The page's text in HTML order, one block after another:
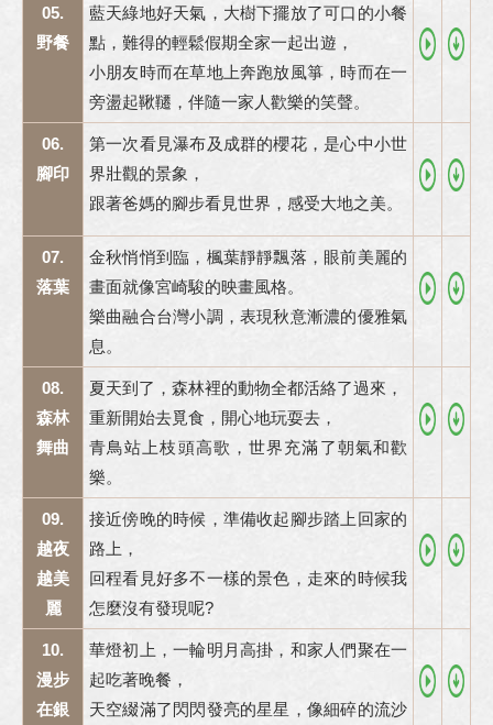
05.
野餐
藍天綠地好天氣，大樹下擺放了可口的小餐
點，難得的輕鬆假期全家一起出遊，
小朋友時而在草地上奔跑放風箏，時而在一
旁盪起鞦韆，伴隨一家人歡樂的笑聲。
06.
腳印
第一次看見瀑布及成群的櫻花，是心中小世
界壯觀的景象，
跟著爸媽的腳步看見世界，感受大地之美。
07.
落葉
金秋悄悄到臨，楓葉靜靜飄落，眼前美麗的
畫面就像宮崎駿的映畫風格。
樂曲融合台灣小調，表現秋意漸濃的優雅氣
息。
08.
森林
舞曲
夏天到了，森林裡的動物全都活絡了過來，
重新開始去覓食，開心地玩耍去，
青鳥站上枝頭高歌，世界充滿了朝氣和歡
樂。
09.
越夜
越美
麗
接近傍晚的時候，準備收起腳步踏上回家的
路上，
回程看見好多不一樣的景色，走來的時候我
怎麼沒有發現呢?
10.
漫步
在銀
華燈初上，一輪明月高掛，和家人們聚在一
起吃著晚餐，
天空綴滿了閃閃發亮的星星，像細碎的流沙